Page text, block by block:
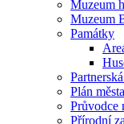
Muzeum
Muzeum
Památky
Plán města
Průvodce
Přírodní